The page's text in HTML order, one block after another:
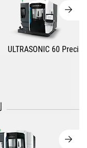
ULTRASONIC 60